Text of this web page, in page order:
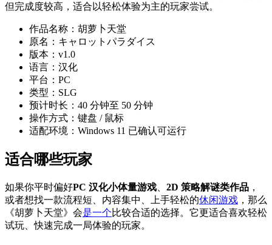
但完成度较高，适合以轻松体验为主的玩家尝试。
作品名称：胡萝卜天堂
原名：キャロットパラダイス
版本：v1.0
语言：汉化
平台：PC
类型：SLG
预计时长：40 分钟至 50 分钟
操作方式：键盘 / 鼠标
适配环境：Windows 11 已确认可运行
适合哪些玩家
如果你平时偏好PC 汉化小体量游戏 2D 策略解谜类作品 ，
或者想找一款流程短、内容集中、上手轻松的休闲游戏 ，那么
《胡萝卜天堂》会是一个比较合适的选择。它更适合喜欢轻松
试玩、快速完成一局体验的玩家。